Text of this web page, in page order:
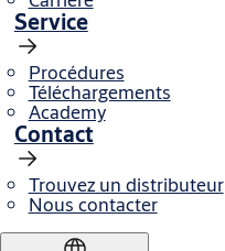
Service
Procédures
Téléchargements
Academy
Contact
Trouvez un distributeur
Nous contacter